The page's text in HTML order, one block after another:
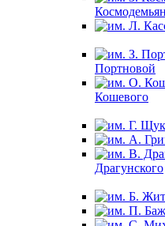
Портновой
Кошевого
Драгунского